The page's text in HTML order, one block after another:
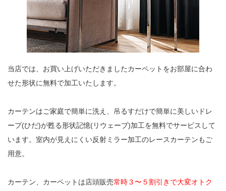
当店では、お買い上げいただきましたカーペットをお部屋に合わ
せた形状に無料で加工いたします。
カーテンはご家庭で簡単に洗え、吊るすだけで簡単に美しいドレ
ープ(ひだ)が甦る形状記憶(リウェーブ)加工を無料でサービスして
います。室内が見えにくい反射ミラー加工のレースカーテンもご
用意。
カーテン、カーペットは店頭販売常時３〜５割引きで大変オトク